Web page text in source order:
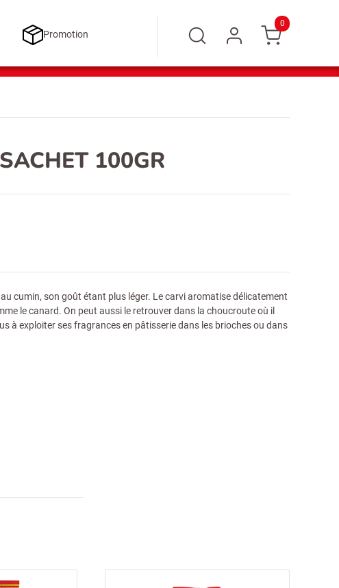
Promotion
0
100GR
cumin, son goût étant plus léger. Le carvi aromatise délicatement
le canard. On peut aussi le retrouver dans la choucroute où il
à exploiter ses fragrances en pâtisserie dans les brioches ou dans